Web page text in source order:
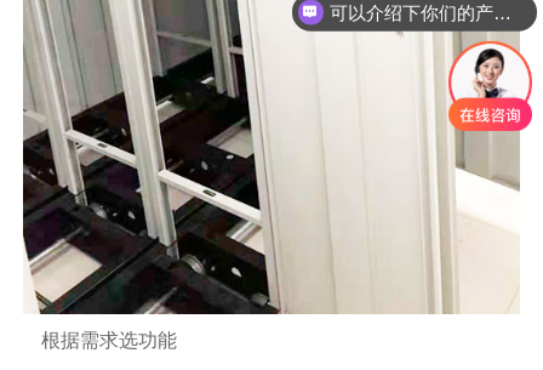
根据需求选功能
可以介绍下你们的产品么